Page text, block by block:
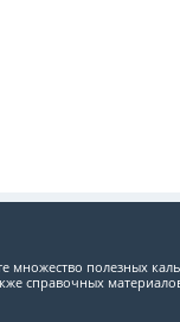
множество полезных
справочных